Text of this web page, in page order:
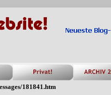
181841.htm